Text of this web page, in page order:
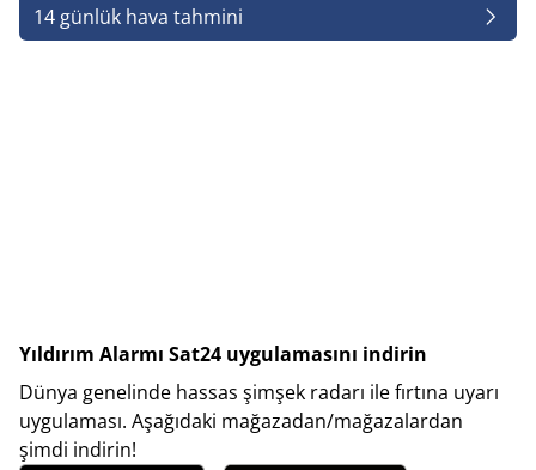
14 günlük hava tahmini
Yıldırım Alarmı Sat24 uygulamasını indirin
Dünya genelinde hassas şimşek radarı ile fırtına uyarı
uygulaması. Aşağıdaki mağazadan/mağazalardan
şimdi indirin!